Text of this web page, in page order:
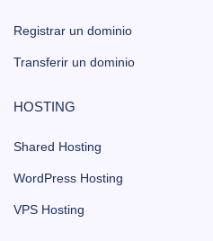
Registrar un dominio
Transferir un dominio
HOSTING
Shared Hosting
WordPress Hosting
VPS Hosting